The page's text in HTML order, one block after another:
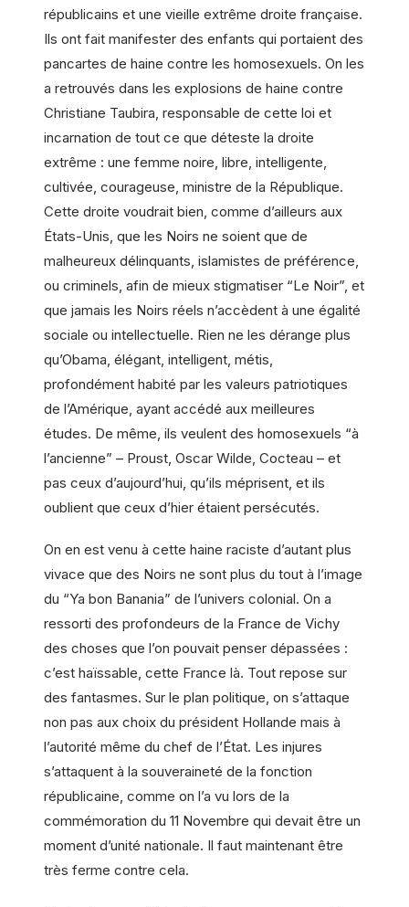
républicains et une vieille extrême droite française.
Ils ont fait manifester des enfants qui portaient des
pancartes de haine contre les homosexuels. On les
a retrouvés dans les explosions de haine contre
Christiane Taubira, responsable de cette loi et
incarnation de tout ce que déteste la droite
extrême : une femme noire, libre, intelligente,
cultivée, courageuse, ministre de la République.
Cette droite voudrait bien, comme d’ailleurs aux
États-Unis, que les Noirs ne soient que de
malheureux délinquants, islamistes de préférence,
ou criminels, afin de mieux stigmatiser “Le Noir”, et
que jamais les Noirs réels n’accèdent à une égalité
sociale ou intellectuelle. Rien ne les dérange plus
qu’Obama, élégant, intelligent, métis,
profondément habité par les valeurs patriotiques
de l’Amérique, ayant accédé aux meilleures
études. De même, ils veulent des homosexuels “à
l’ancienne” – Proust, Oscar Wilde, Cocteau – et
pas ceux d’aujourd’hui, qu’ils méprisent, et ils
oublient que ceux d’hier étaient persécutés.
On en est venu à cette haine raciste d’autant plus
vivace que des Noirs ne sont plus du tout à l’image
du “Ya bon Banania” de l’univers colonial. On a
ressorti des profondeurs de la France de Vichy
des choses que l’on pouvait penser dépassées :
c’est haïssable, cette France là. Tout repose sur
des fantasmes. Sur le plan politique, on s’attaque
non pas aux choix du président Hollande mais à
l’autorité même du chef de l’État. Les injures
s’attaquent à la souveraineté de la fonction
républicaine, comme on l’a vu lors de la
commémoration du 11 Novembre qui devait être un
moment d’unité nationale. Il faut maintenant être
très ferme contre cela.